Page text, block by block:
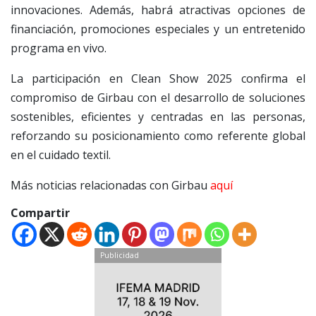
innovaciones. Además, habrá atractivas opciones de
financiación, promociones especiales y un entretenido
programa en vivo.
La participación en Clean Show 2025 confirma el
compromiso de Girbau con el desarrollo de soluciones
sostenibles, eficientes y centradas en las personas,
reforzando su posicionamiento como referente global
en el cuidado textil.
Más noticias relacionadas con Girbau aquí
Compartir
Publicidad